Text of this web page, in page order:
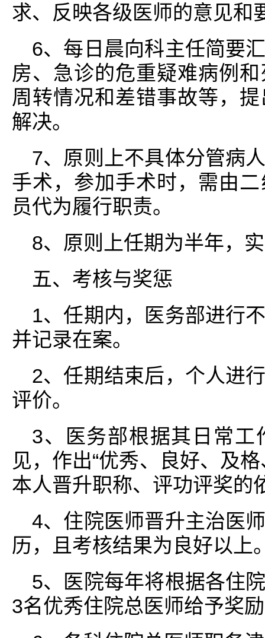
求、反映各级医师的意见和
6、每日晨向科主任简要
房、急诊的危重疑难病例
周转情况和差错事故等，
解决。
7、原则上不具体分管病
手术，参加手术时，需由
员代为履行职责。
8、原则上任期为半年，
五、考核与奖惩
1、任期内，医务部进行
并记录在案。
2、任期结束后，个人进
评价。
3、医务部根据其日常工
见，作出“优秀、良好、及
本人晋升职称、评功评奖的
4、住院医师晋升主治医
历，且考核结果为良好以上
5、医院每年将根据各住
3名优秀住院总医师给予奖